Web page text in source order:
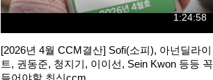
1:24:58
[2026년 4월 CCM결산] Sofi(소피), 아넌딜라이
트, 권동준, 청지기, 이이선, Sein Kwon 등등 꼭
들어야할 최신ccm